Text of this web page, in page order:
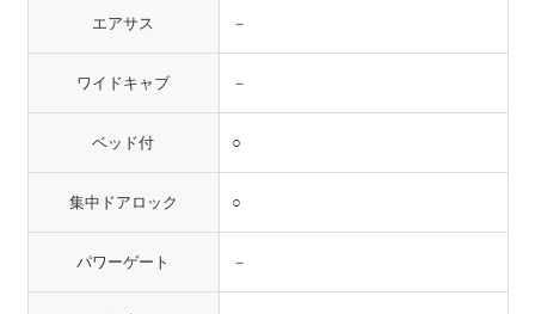
エアサス －
ワイドキャブ －
ベッド付 ○
集中ドアロック ○
パワーゲート －